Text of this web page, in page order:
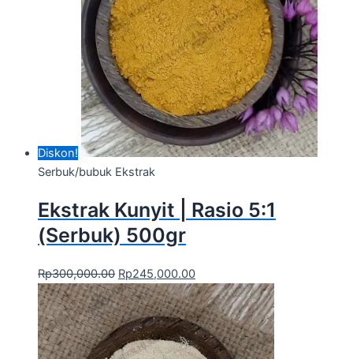
Diskon!
Serbuk/bubuk Ekstrak
Ekstrak Kunyit | Rasio 5:1
(Serbuk) 500gr
Rp300,000.00 Rp245,000.00